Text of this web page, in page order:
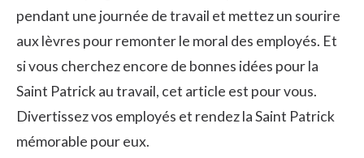
pendant une journée de travail et mettez un sourire
aux lèvres pour remonter le moral des employés. Et
si vous cherchez encore de bonnes idées pour la
Saint Patrick au travail, cet article est pour vous.
Divertissez vos employés et rendez la Saint Patrick
mémorable pour eux.